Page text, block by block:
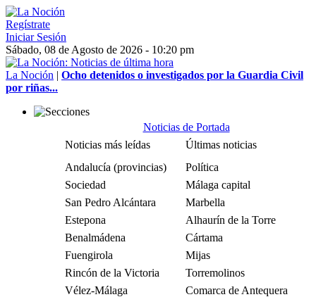
Regístrate
Iniciar Sesión
Sábado, 08 de Agosto de 2026 - 10:20 pm
La Noción | Ocho detenidos o investigados por la Guardia Civil
por riñas...
Noticias de Portada
Noticias más leídas
Últimas noticias
Andalucía (provincias)
Política
Sociedad
Málaga capital
San Pedro Alcántara
Marbella
Estepona
Alhaurín de la Torre
Benalmádena
Cártama
Fuengirola
Mijas
Rincón de la Victoria
Torremolinos
Vélez-Málaga
Comarca de Antequera